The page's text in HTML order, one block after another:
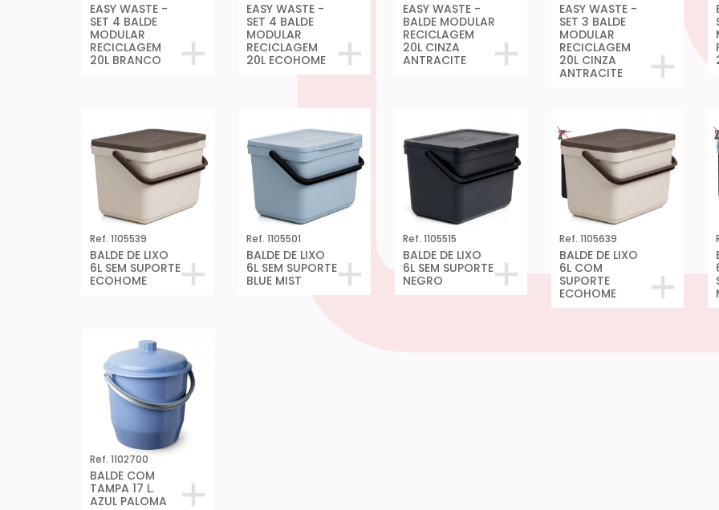
EASY WASTE -
SET 4 BALDE
MODULAR
RECICLAGEM
20L BRANCO
EASY WASTE -
SET 4 BALDE
MODULAR
RECICLAGEM
20L ECOHOME
EASY WASTE -
BALDE MODULAR
RECICLAGEM
20L CINZA
ANTRACITE
EASY WASTE -
SET 3 BALDE
MODULAR
RECICLAGEM
20L CINZA
ANTRACITE
Ref. 1105539
BALDE DE LIXO
6L SEM SUPORTE
ECOHOME
Ref. 1105501
BALDE DE LIXO
6L SEM SUPORTE
BLUE MIST
Ref. 1105515
BALDE DE LIXO
6L SEM SUPORTE
NEGRO
Ref. 1105639
BALDE DE LIXO
6L COM
SUPORTE
ECOHOME
Ref. 1102700
BALDE COM
TAMPA 17 L.
AZUL PALOMA